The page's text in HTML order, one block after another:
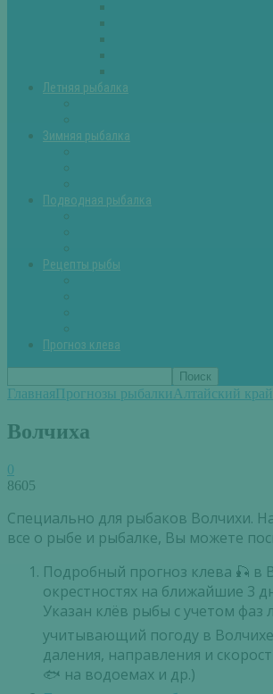
Летняя рыбалка
Зимняя рыбалка
Подводная рыбалка
Рецепты рыбы
Прогноз клева
ГлавнаяПрогнозы рыбалкиАлтайский край
Волчиха
0
8605
Специально для рыбаков Волчихи.
все о рыбе и рыбалке, Вы можете
Подробный прогноз клева 🎣 в
окрестностях на ближайшие 3
Указан клёв рыбы с учетом фаз
учитывающий погоду в
даления, направления и
🐟 на водоемах и др.)